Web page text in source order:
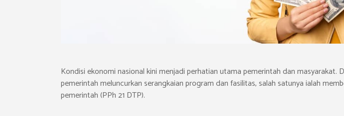
Kondisi ekonomi nasional kini menjadi perhatian utama pemerintah dan
pemerintah meluncurkan serangkaian program dan fasilitas, salah satunya ialah
pemerintah (PPh 21 DTP).